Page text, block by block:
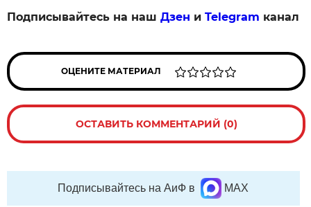
Подписывайтесь на нашДзен иTelegram канал
ОЦЕНИТЕ МАТЕРИАЛ
ОСТАВИТЬ КОММЕНТАРИЙ (0)
Подписывайтесь на АиФ в MAX